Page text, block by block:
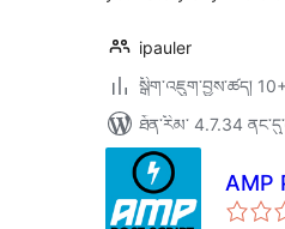
ipauler
སྒྲིག་འཇུག་བྱས་ཚད། 10+
ཐོན་རིམ་ 4.7.34
AMP